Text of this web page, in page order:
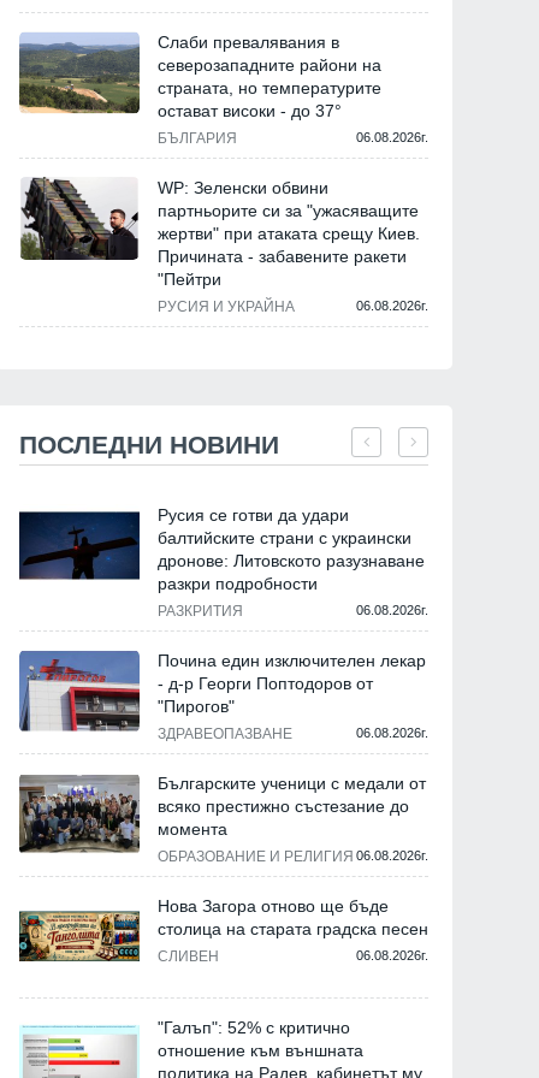
Слаби превалявания в
северозападните райони на
страната, но температурите
остават високи - до 37°
БЪЛГАРИЯ 06.08.2026г.
WP: Зеленски обвини
партньорите си за "ужасяващите
жертви" при атаката срещу Киев.
Причината - забавените ракети
"Пейтри
РУСИЯ И УКРАЙНА 06.08.2026г.
ПОСЛЕДНИ НОВИНИ
Русия се готви да удари
балтийските страни с украински
дронове: Литовското разузнаване
разкри подробности
РАЗКРИТИЯ 06.08.2026г.
Почина един изключителен лекар
- д-р Георги Поптодоров от
"Пирогов"
ЗДРАВЕОПАЗВАНЕ 06.08.2026г.
Българските ученици с медали от
всяко престижно състезание до
момента
ОБРАЗОВАНИЕ И РЕЛИГИЯ 06.08.2026г.
Нова Загора отново ще бъде
столица на старата градска песен
СЛИВЕН 06.08.2026г.
"Галъп": 52% с критично
отношение към външната
политика на Радев, кабинетът му